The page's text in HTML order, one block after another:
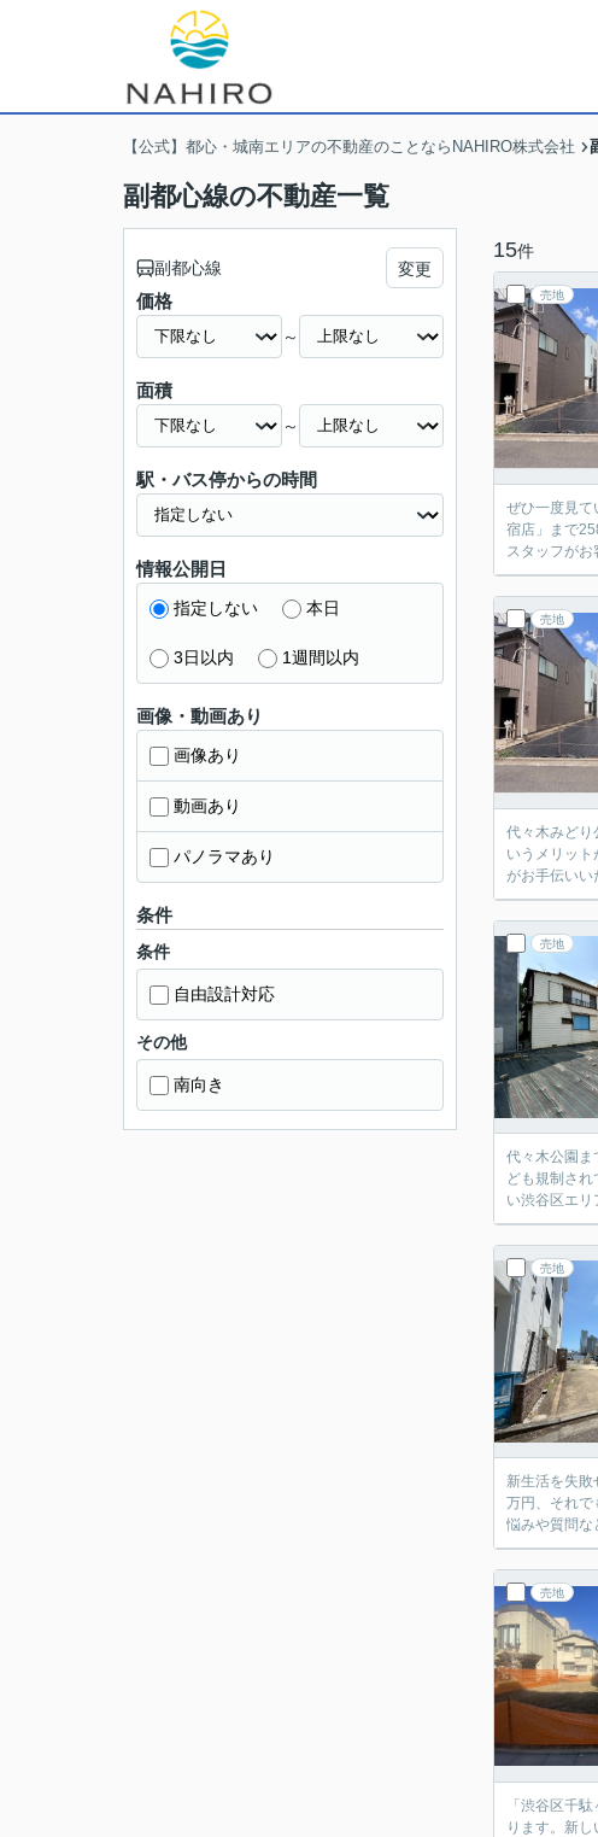
【公式】都心・城南エリアの不動産のことならNAHIRO株式会社
副都心線の不動産一覧
15件
売地
ぜひ一度見
宿店」まで
スタッフがお
売地
代々木みどり
いうメリッ
がお手伝いい
売地
代々木公園ま
ども規制さ
い渋谷区エ
売地
新生活を失
万円、それで
悩みや質問な
売地
「渋谷区千
ります。新
副都心線 変更
価格
～
面積
～
駅・バス停からの時間
情報公開日
指定しない 本日
3日以内 1週間以内
画像・動画あり
画像あり
動画あり
パノラマあり
条件
条件
自由設計対応
その他
南向き